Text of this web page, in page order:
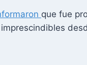
que fue